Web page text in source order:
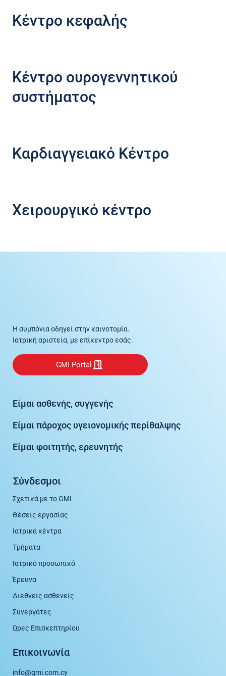
Κέντρο κεφαλής
Κέντρο ουρογεννητικού
συστήματος
Καρδιαγγειακό Κέντρο
Χειρουργικό κέντρο
Η συμπόνια οδηγεί στην καινοτομία.
Ιατρική αριστεία, με επίκεντρο εσάς.
GMI Portal
Είμαι ασθενής, συγγενής
Είμαι πάροχος υγειονομικής περίθαλψης
Είμαι φοιτητής, ερευνητής
Σύνδεσμοι
Σχετικά με το GMI
Θέσεις εργασίας
Ιατρικά κέντρα
Τμήματα
Ιατρικό προσωπικό
Έρευνα
Διεθνείς ασθενείς
Συνεργάτες
Ώρες Επισκεπτηρίου
Επικοινωνία
info@gmi.com.cy